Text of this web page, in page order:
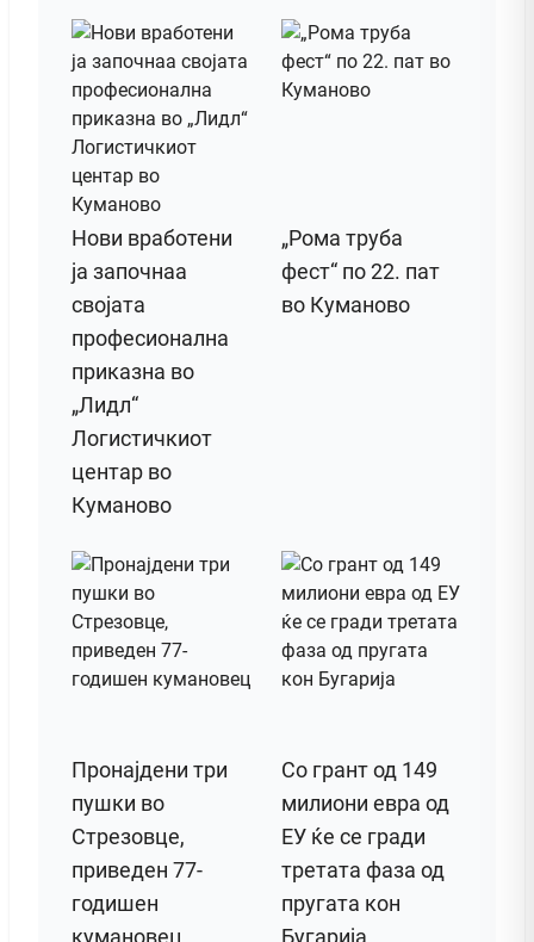
Нови вработени
ја започнаа
својата
професионална
приказна во
„Лидл“
Логистичкиот
центар во
Куманово
„Рома труба
фест“ по 22. пат
во Куманово
Пронајдени три
пушки во
Стрезовце,
приведен 77-
годишен
кумановец
Со грант од 149
милиони евра од
ЕУ ќе се гради
третата фаза од
пругата кон
Бугарија